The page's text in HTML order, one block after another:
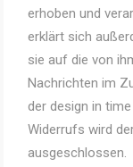
erhoben und
erklärt sich
sie auf die von
Nachrichten im
der design in
Widerrufs wird
ausgeschlossen.